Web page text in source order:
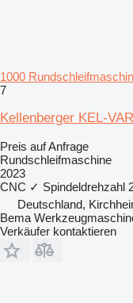
1000
7
Kellenberger KEL-
Preis auf Anfrage
Rundschleifmaschine
2023
CNC ✓ Spindeldrehzahl
Deutschland,
Bema
Verkäufer kontaktieren